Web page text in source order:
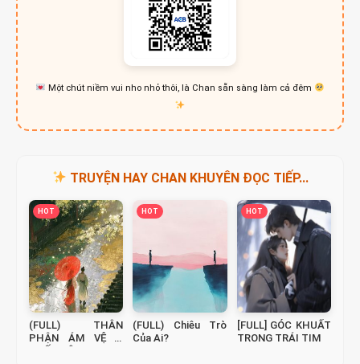
Một chút niềm vui nho nhỏ thôi, là Chan sẵn sàng làm cả đêm
TRUYỆN HAY CHAN KHUYÊN ĐỌC TIẾP...
HOT
(FULL) THÂN
PHẬN ÁM VỆ –
THẾ THÂN
HOT
(FULL) Chiêu Trò
Của Ai?
HOT
[FULL] GÓC KHUẤT
TRONG TRÁI TIM